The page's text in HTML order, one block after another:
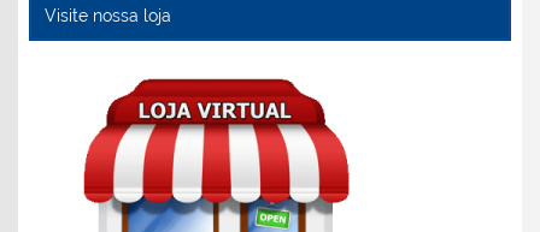
Visite nossa loja